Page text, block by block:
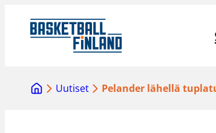
sisältöön
Uutiset Pelander lähellä